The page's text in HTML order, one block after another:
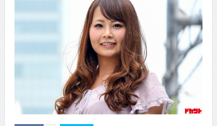
CINEMA×STYLE 294号
CINEMA×STYLE 293号